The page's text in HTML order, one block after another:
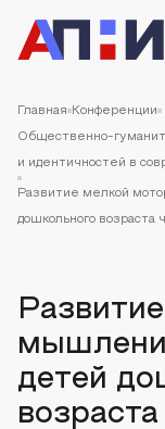
Главная Конференции
Общественно-
и идентичностей в
Развитие мелкой
дошкольного возраста
детей